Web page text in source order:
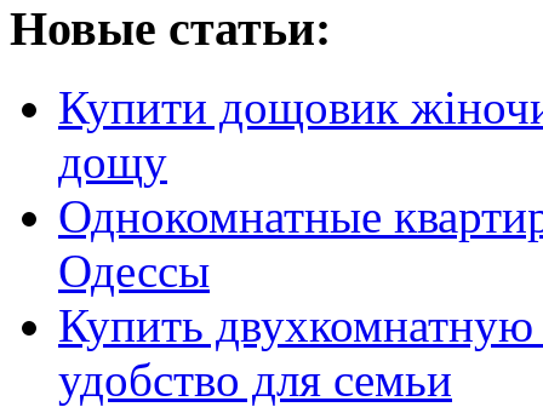
Новые статьи:
Купити дощовик
дощу
Однокомнатные
Одессы
Купить
удобство для семьи